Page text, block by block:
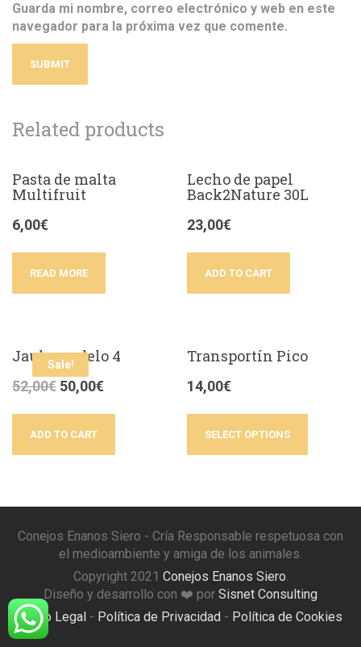
Guarda mi nombre, correo electrónico y web en este
navegador para la próxima vez que comente.
Related products
Pasta de malta
Multifruit
6,00€
READ MORE
Lecho de papel
Back2Nature 30L
23,00€
ADD TO CART
Sale!
Jaula modelo 4
52,00€ 50,00€
ADD TO CART
Transportín Pico
14,00€
SELECT OPTIONS
Conejos Enanos Siero - Cría Responsable respetuosa con
el medioambiente y amiga de los animales.
Copyright 2021 Conejos Enanos Siero
Diseño y desarrollo con ❤️ por Sisnet Consulting
Aviso Legal- Política de Privacidad - Política de Cookies